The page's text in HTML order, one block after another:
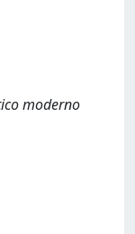
moderno